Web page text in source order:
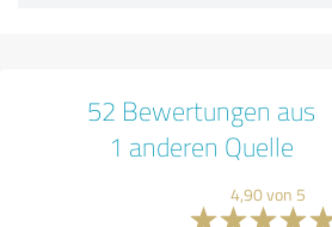
52 Bewertungen aus
1 anderen Quelle
4,90 von 5